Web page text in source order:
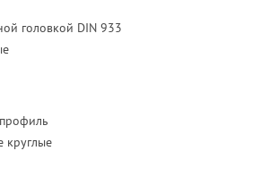
головкой DIN 933
круглые